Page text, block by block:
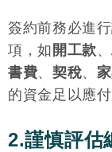
簽約前務必進
項，如 開工款、
書費、 契稅、
的資金足以應
2.謹慎評估